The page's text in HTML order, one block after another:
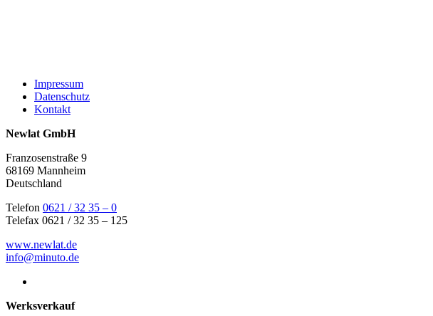
Impressum
Datenschutz
Kontakt
Newlat GmbH
Franzosenstraße 9
68169 Mannheim
Deutschland
Telefon 0621 / 32 35 – 0
Telefax 0621 / 32 35 – 125
www.newlat.de
info@minuto.de
Werksverkauf